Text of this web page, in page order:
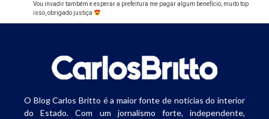
Vou invadir também e esperar a prefeitura me pagar algum benefício, muito top
isso, obrigado justiça
O Blog Carlos Britto é a maior fonte de notícias do interior
do Estado. Com um jornalismo forte, independente,